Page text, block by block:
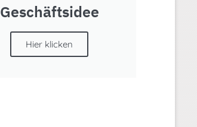
Geschäftsidee
Hier klicken